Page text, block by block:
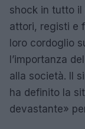
shock in tutto il
attori, registi e
loro cordoglio
l’importanza
alla società. Il
ha definito la
devastante»